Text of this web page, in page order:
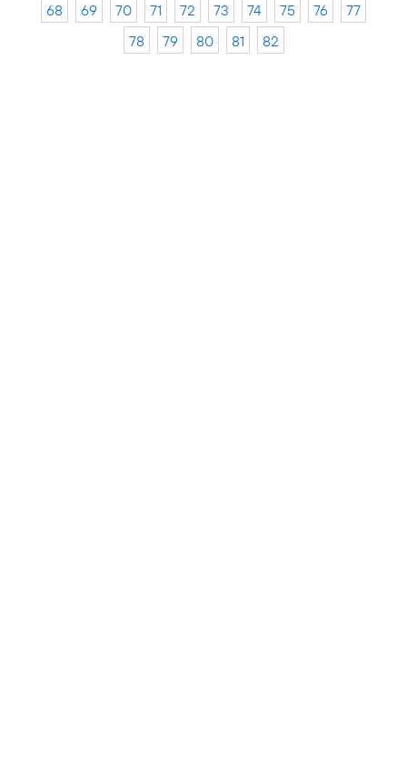
68
69 70 71 72 73 74 75 76
77
78
79 80 81 82